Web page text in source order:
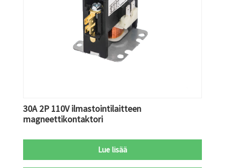
30A 2P 110V ilmastointilaitteen
magneettikontaktori
Lue lisää